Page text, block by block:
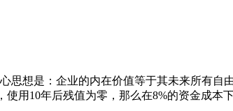
思想是：企业的内在价值等于其未来所有
用10年后残值为零，那么在8%的资金成本